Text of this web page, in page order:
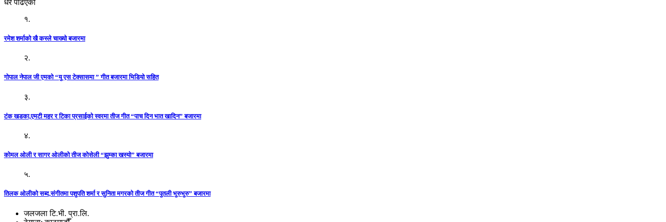
धेरै पढिएको
१.
रमेश शर्माको खै कस्ले चाख्यो बजारमा
२.
गोपाल नेपाल जी एमको “यु एस टेक्सासमा ” गीत बजारमा भिडियो सहित
३.
टंक खडका,एमटी महर र टिका प्रसाईको स्वरमा तीज गीत “पाच दिन भात खादिन” बजारमा
४.
कोमल ओली र सागर ओलीको तीज कोसेली “झुम्का खस्यो” बजारमा
५.
तिलक ओलीको सब्द,संगीतमा पशुपति शर्मा र सुनिता मगरको तीज गीत “पुतली भुरुभुरु” बजारमा
जलजला टि.भी. प्रा.लि.